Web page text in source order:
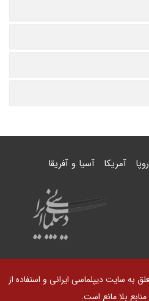
آمریکا آسیا و آفریقا
به سایت دیپلماسی ایرانی و استفاده از
بلا مانع است.